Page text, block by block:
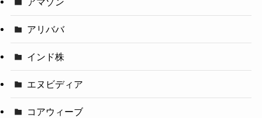
アリババ
インド株
エヌビディア
コアウィーブ